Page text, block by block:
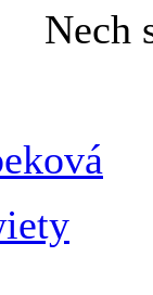
Nech